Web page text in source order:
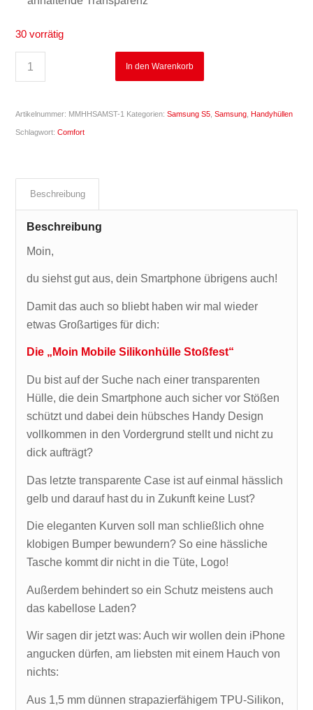
30 vorrätig
In den Warenkorb
Artikelnummer: MMHHSAMST-1 Kategorien:Samsung S5 ,Samsung ,Handyhüllen
Schlagwort:Comfort
Beschreibung
Beschreibung
Moin,
du siehst gut aus, dein Smartphone übrigens auch!
Damit das auch so bliebt haben wir mal wieder
etwas Großartiges für dich:
Die „Moin Mobile Silikonhülle Stoßfest“
Du bist auf der Suche nach einer transparenten
Hülle, die dein Smartphone auch sicher vor Stößen
schützt und dabei dein hübsches Handy Design
vollkommen in den Vordergrund stellt und nicht zu
dick aufträgt?
Das letzte transparente Case ist auf einmal hässlich
gelb und darauf hast du in Zukunft keine Lust?
Die eleganten Kurven soll man schließlich ohne
klobigen Bumper bewundern? So eine hässliche
Tasche kommt dir nicht in die Tüte, Logo!
Außerdem behindert so ein Schutz meistens auch
das kabellose Laden?
Wir sagen dir jetzt was: Auch wir wollen dein iPhone
angucken dürfen, am liebsten mit einem Hauch von
nichts:
Aus 1,5 mm dünnen strapazierfähigem TPU-Silikon,